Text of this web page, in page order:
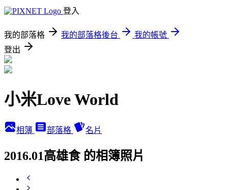
登入
我的部落格 我的部落格後台
我的帳號
登出
小米Love World
相簿 部落格 名片
2016.01高雄食 的相簿照片